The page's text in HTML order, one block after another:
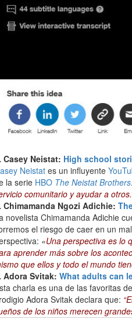
Casey Neistat: High school
Neistat es un influyente
la serie HBO The Neistat Brothers
comunitario y ayudar a
Chimamanda Ngozi Adichie:
novelista Chimamanda Adichie
el riesgo de caer en un
«Una perspectiva es lo
aprender más sobre los
que ellos y todo el mundo
Adora Svitak: What adults can
charla es una de las favoritas
Adora Svitak declara que:
de los niños merecen